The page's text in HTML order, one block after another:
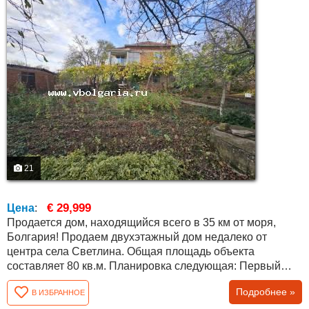
21
Цена: € 29,999
Продается дом, находящийся всего в 35 км от моря,
Болгария! Продаем двухэтажный дом недалеко от
центра села Светлина. Общая площадь объекта
составляет 80 кв.м. Планировка следующая: Первый
этаж состоит из двух комнат. На втором этаже две
комнаты и кладовая, которую можно переоборудовать в
В ИЗБРАННОЕ Подробнее »